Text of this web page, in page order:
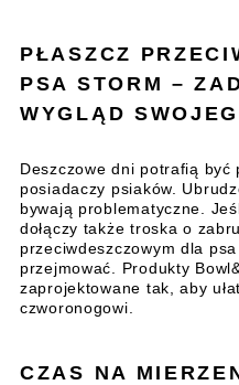
PŁASZCZ
PSA STORM –
WYGLĄD
Deszczowe dni potrafią być
posiadaczy psiaków.
bywają problematyczne.
dołączy także troska o
przeciwdeszczowym dla
przejmować. Produkty
zaprojektowane tak, aby
czworonogowi.
CZAS NA